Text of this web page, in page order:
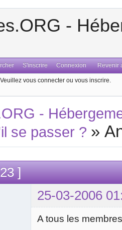
-
S'inscrire Connexion Revenir
Veuillez vous connecter ou vous inscrire.
-
se passer ? »
]
25-03-2006
A tous les